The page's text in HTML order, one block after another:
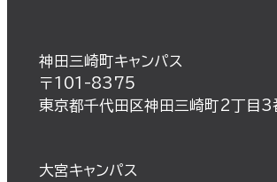
神田三崎町キャンパス
〒101-8375
東京都千代田区神田三崎町2丁目3
大宮キャンパス